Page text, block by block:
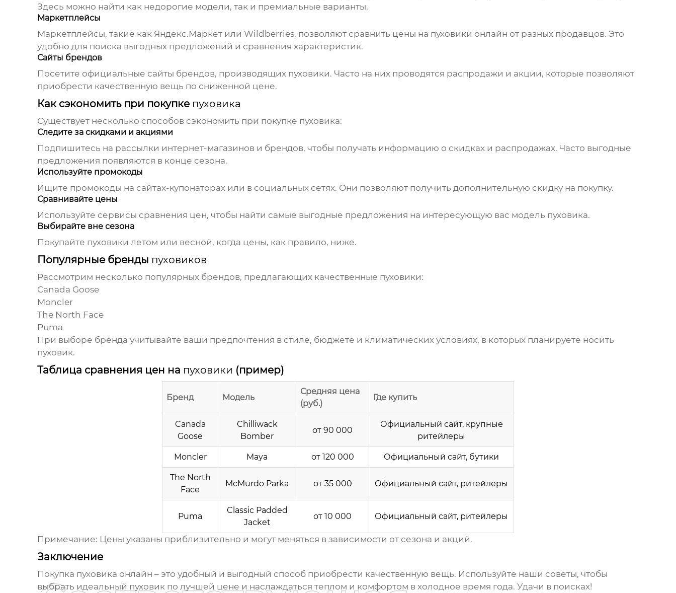
Здесь можно найти как недорогие модели, так и премиальные варианты.
Маркетплейсы
Маркетплейсы, такие как Яндекс.Маркет или Wildberries, позволяют сравнить цены на пуховики онлайн от разных продавцов. Это
удобно для поиска выгодных предложений и сравнения характеристик.
Сайты брендов
Посетите официальные сайты брендов, производящих пуховики. Часто на них проводятся распродажи и акции, которые позволяют
приобрести качественную вещь по сниженной цене.
Как сэкономить при покупке пуховика
Существует несколько способов сэкономить при покупке пуховика:
Следите за скидками и акциями
Подпишитесь на рассылки интернет-магазинов и брендов, чтобы получать информацию о скидках и распродажах. Часто выгодные
предложения появляются в конце сезона.
Используйте промокоды
Ищите промокоды на сайтах-купонаторах или в социальных сетях. Они позволяют получить дополнительную скидку на покупку.
Сравнивайте цены
Используйте сервисы сравнения цен, чтобы найти самые выгодные предложения на интересующую вас модель пуховика.
Выбирайте вне сезона
Покупайте пуховики летом или весной, когда цены, как правило, ниже.
Популярные бренды пуховиков
Рассмотрим несколько популярных брендов, предлагающих качественные пуховики:
Canada Goose
Moncler
The North Face
Puma
При выборе бренда учитывайте ваши предпочтения в стиле, бюджете и климатических условиях, в которых планируете носить
пуховик.
Таблица сравнения цен на пуховики (пример)
Бренд Модель
Средняя цена
(руб.)
Где купить
Canada
Goose
Chilliwack
Bomber
от 90 000
Официальный сайт, крупные
ритейлеры
Moncler Maya от 120 000 Официальный сайт, бутики
The North
Face
McMurdo Parka от 35 000 Официальный сайт, ритейлеры
Puma
Classic Padded
Jacket
от 10 000 Официальный сайт, ритейлеры
Примечание: Цены указаны приблизительно и могут меняться в зависимости от сезона и акций.
Заключение
Покупка пуховика онлайн – это удобный и выгодный способ приобрести качественную вещь. Используйте наши советы, чтобы
выбрать идеальный пуховикпо лучшей цене и наслаждаться теплом и комфортом в холодное время года. Удачи в поисках!